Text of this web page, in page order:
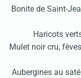
Bonite de Saint-
Haricots
Mulet noir cru,
Aubergines au